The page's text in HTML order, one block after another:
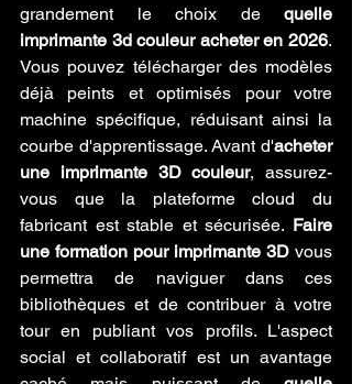
grandement le choix de quelle
imprimante 3d couleur acheter en 2026.
Vous pouvez télécharger des modèles
déjà peints et optimisés pour votre
machine spécifique, réduisant ainsi la
courbe d'apprentissage. Avant d'acheter
une imprimante 3D couleur, assurez-
vous que la plateforme cloud du
fabricant est stable et sécurisée. Faire
une formation pour imprimante 3D vous
permettra de naviguer dans ces
bibliothèques et de contribuer à votre
tour en publiant vos profils. L'aspect
social et collaboratif est un avantage